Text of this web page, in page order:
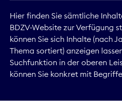
Hier finden Sie sämtliche
BDZV-Website zur Verfügung
können Sie sich Inhalte (nach
Thema sortiert) anzeigen
Suchfunktion in der oberen
können Sie konkret mit